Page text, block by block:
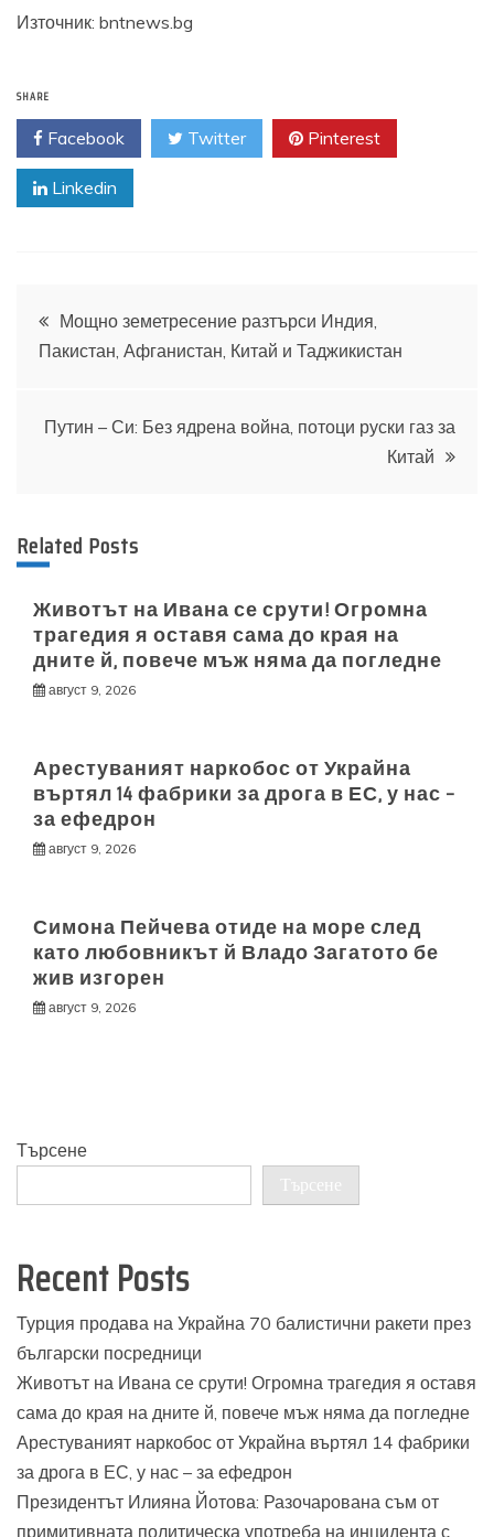
Източник: bntnews.bg
SHARE
Facebook Twitter Pinterest
Linkedin
Навигация
Мощно земетресение разтърси Индия,
Пакистан, Афганистан, Китай и Таджикистан
Путин – Си: Без ядрена война, потоци руски газ за
Китай
Related Posts
Животът на Ивана се срути! Огромна
трагедия я оставя сама до края на
дните й, повече мъж няма да погледне
август 9, 2026
Арестуваният наркобос от Украйна
въртял 14 фабрики за дрога в ЕС, у нас –
за ефедрон
август 9, 2026
Симона Пейчева отиде на море след
като любовникът й Владо Загатото бе
жив изгорен
август 9, 2026
Търсене
Търсене
Recent Posts
Турция продава на Украйна 70 балистични ракети през
български посредници
Животът на Ивана се срути! Огромна трагедия я оставя
сама до края на дните й, повече мъж няма да погледне
Арестуваният наркобос от Украйна въртял 14 фабрики
за дрога в ЕС, у нас – за ефедрон
Президентът Илияна Йотова: Разочарована съм от
примитивната политическа употреба на инцидента с